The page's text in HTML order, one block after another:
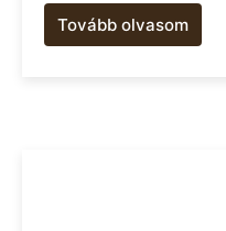
Tovább olvasom